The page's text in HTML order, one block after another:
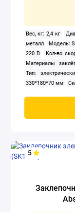
Сварочное
Строительные
Установки
Фрезеры
Штроборезы
Вес, кг: 2,4 кг
металл
Модель:
220 В
Кол-во
Материалы
Тип:
330*180*70 мм
5